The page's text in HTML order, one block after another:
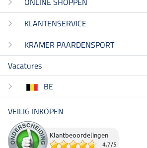
KLANTENSERVICE
KRAMER PAARDENSPORT
Vacatures
BE
VEILIG INKOPEN
Klantbeoordelingen
4.7/5